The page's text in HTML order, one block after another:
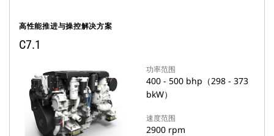
高性能推进与操控解决方案
C7.1
功率范围
400 - 500 bhp（298 - 373
bkW）
速度范围
2900 rpm